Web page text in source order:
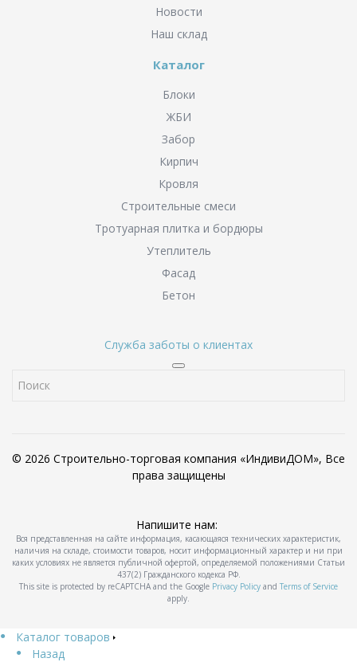
Новости
Наш склад
Каталог
Блоки
ЖБИ
Забор
Кирпич
Кровля
Строительные смеси
Тротуарная плитка и бордюры
Утеплитель
Фасад
Бетон
Служба заботы о клиентах
© 2026 Строительно-торговая компания «ИндивиДОМ», Все
права защищены
Напишите нам:
Вся представленная на сайте информация, касающаяся технических характеристик,
наличия на складе, стоимости товаров, носит информационный характер и ни при
каких условиях не является публичной офертой, определяемой положениями Статьи
437(2) Гражданского кодекса РФ.
This site is protected by reCAPTCHA and the Google Privacy Policy and Terms of Service
apply.
Каталог товаров
Назад